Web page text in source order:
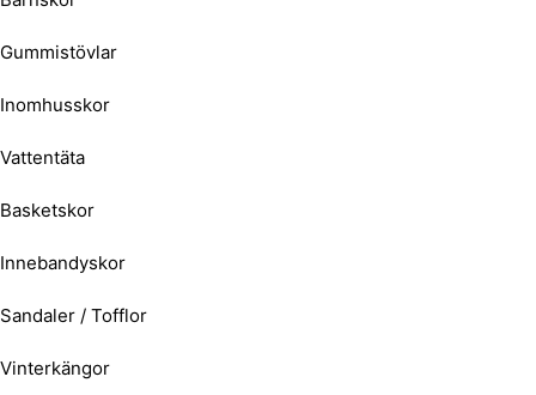
Gummistövlar
Inomhusskor
Vattentäta
Basketskor
Innebandyskor
Sandaler / Tofflor
Vinterkängor